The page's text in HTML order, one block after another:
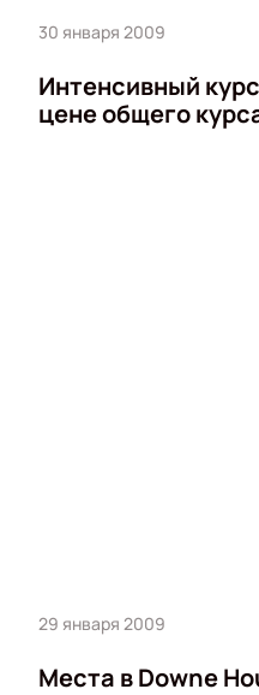
30 января 2009
Интенсивный
цене общего
29 января 2009
Места в Downe